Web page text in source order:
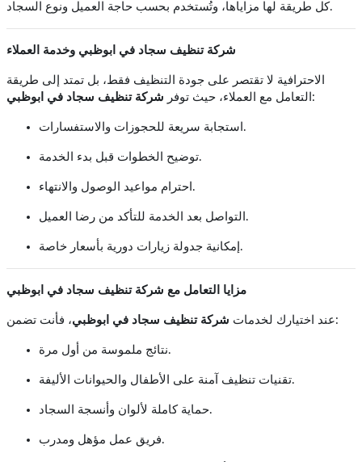
كل طريقة لها مزاياها، وتُستخدم بحسب حاجة العميل ونوع السجاد.
شركة تنظيف سجاد في ابوظبي وخدمة العملاء
الاحترافية لا تقتصر على جودة التنظيف فقط، بل تمتد إلى طريقة
التعامل مع العملاء، حيث توفر شركة تنظيف سجاد في ابوظبي :
استجابة سريعة للحجوزات والاستفسارات.
توضيح الخطوات قبل بدء الخدمة.
احترام مواعيد الوصول والانتهاء.
التواصل بعد الخدمة للتأكد من رضا العميل.
إمكانية جدولة زيارات دورية بأسعار خاصة.
مزايا التعامل مع شركة تنظيف سجاد في ابوظبي
عند اختيارك لخدمات شركة تنظيف سجاد في ابوظبي ، فأنت تضمن:
نتائج ملموسة من أول مرة.
تقنيات تنظيف آمنة على الأطفال والحيوانات الأليفة.
حماية كاملة لألوان وأنسجة السجاد.
فريق عمل مؤهل ومدرب.